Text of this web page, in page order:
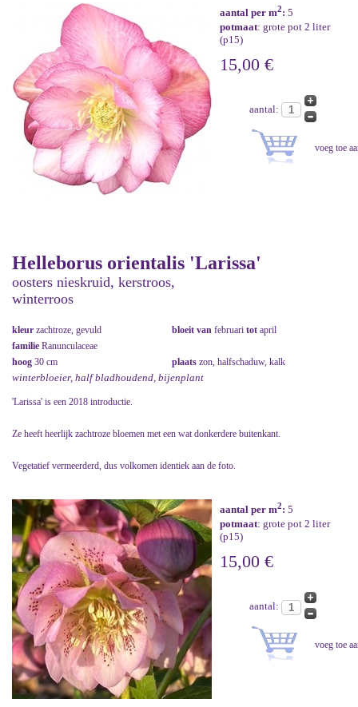
aantal per m2: 5
potmaat: grote pot 2 liter
(p15)
15,00 €
aantal:
Helleborus orientalis 'Larissa'
oosters nieskruid, kerstroos,
winterroos
kleur zachtroze, gevuld bloeit van februari tot april
familie Ranunculaceae
hoog 30 cm plaats zon, halfschaduw, kalk
winterbloeier, half bladhoudend, bijenplant
'Larissa' is een 2018 introductie.
Ze heeft heerlijk zachtroze bloemen met een wat donkerdere buitenkant.
Vegetatief vermeerderd, dus volkomen identiek aan de foto.
aantal per m2: 5
potmaat: grote pot 2 liter
(p15)
15,00 €
aantal: